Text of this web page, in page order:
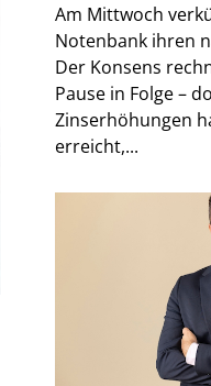
Am Mittwoch
Notenbank ihren
Der Konsens
Pause in Folge –
Zinserhöhungen
erreicht,...